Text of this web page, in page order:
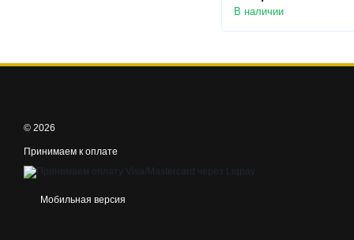
В наличии
© 2026
Принимаем к оплате
Мобильная версия